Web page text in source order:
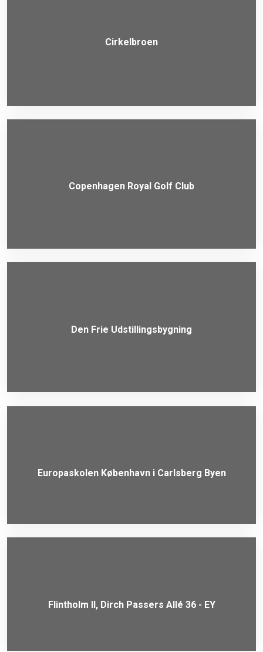
Cirkelbroen
Copenhagen Royal Golf Club
Den Frie Udstillingsbygning
Europaskolen København i Carlsberg Byen
Flintholm II, Dirch Passers Allé 36 - EY